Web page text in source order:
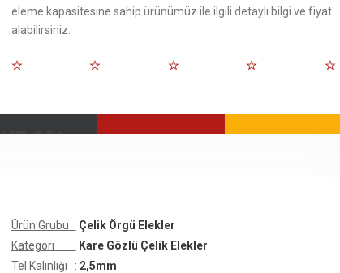
eleme kapasitesine sahip ürünümüz ile ilgili detaylı bilgi ve fiyat
alabilirsiniz.
KT-001 Teklif AL Whatsapp Talep
Ürün Grubu : Çelik Örgü Elekler
Kategori : Kare Gözlü Çelik Elekler
Tel Kalınlığı : 2,5mm